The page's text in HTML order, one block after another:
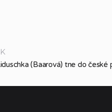
(Baarová) tne do české